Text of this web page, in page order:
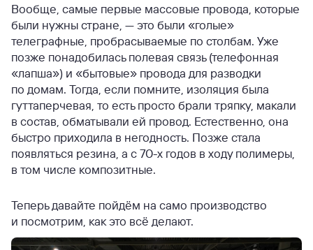
Вообще, самые первые массовые провода, которые
были нужны стране, — это были «голые»
телеграфные, пробрасываемые по столбам. Уже
позже понадобилась полевая связь (телефонная
«лапша») и «бытовые» провода для разводки
по домам. Тогда, если помните, изоляция была
гуттаперчевая, то есть просто брали тряпку, макали
в состав, обматывали ей провод. Естественно, она
быстро приходила в негодность. Позже стала
появляться резина, а с 70-х годов в ходу полимеры,
в том числе композитные.
Теперь давайте пойдём на само производство
и посмотрим, как это всё делают.